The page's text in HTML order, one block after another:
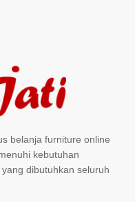
belanja furniture online
kebutuhan
dibutuhkan seluruh